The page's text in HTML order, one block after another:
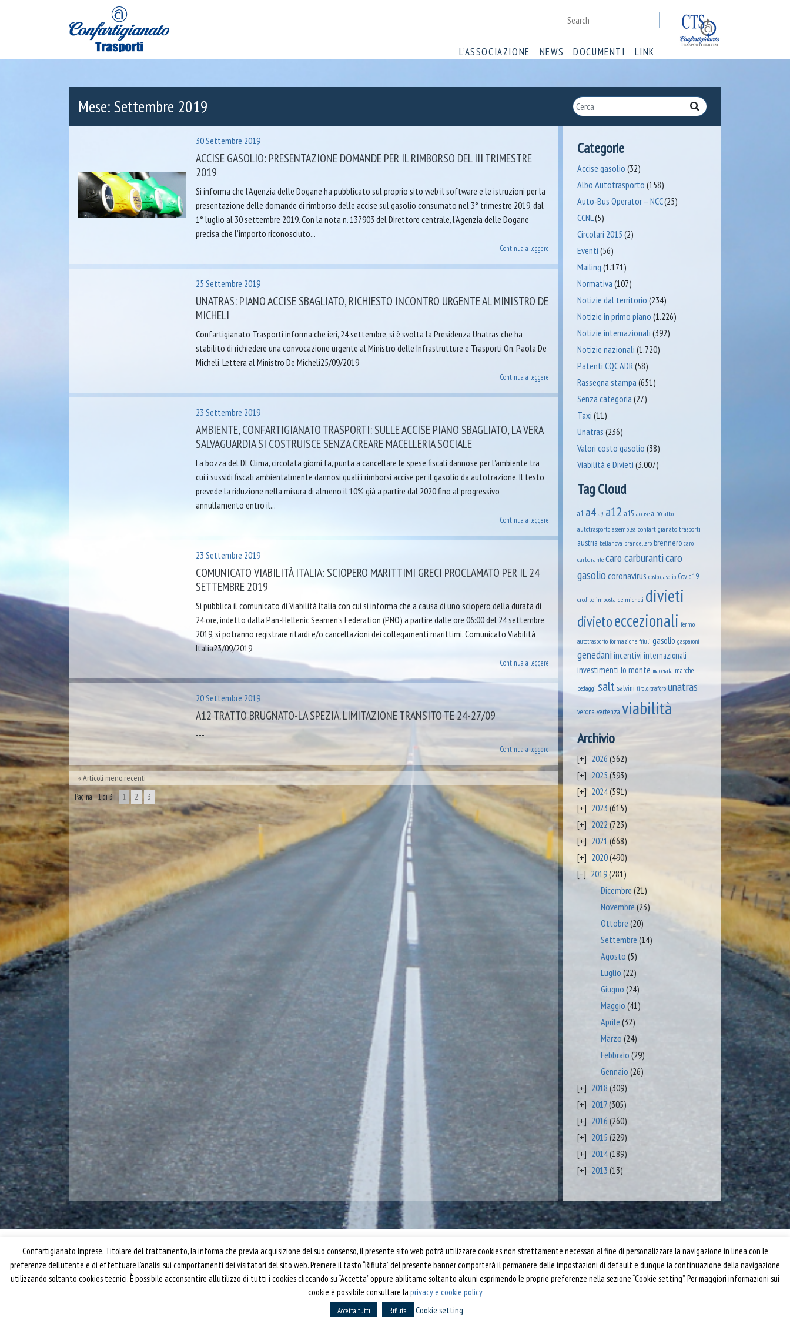
L’ASSOCIAZIONE NEWS DOCUMENTI LINK
Mese:Settembre 2019
30 Settembre 2019
ACCISE GASOLIO: PRESENTAZIONE DOMANDE PER IL RIMBORSO DEL III TRIMESTRE
2019
Si informa che l’Agenzia delle Dogane ha pubblicato sul proprio sito web il software e le istruzioni per la
presentazione delle domande di rimborso delle accise sul gasolio consumato nel 3° trimestre 2019, dal
1° luglio al 30 settembre 2019. Con la nota n. 137903 del Direttore centrale, l’Agenzia delle Dogane
precisa che l’importo riconosciuto...
Continua a leggere
25 Settembre 2019
UNATRAS: PIANO ACCISE SBAGLIATO, RICHIESTO INCONTRO URGENTE AL MINISTRO DE
MICHELI
Confartigianato Trasporti informa che ieri, 24 settembre, si è svolta la Presidenza Unatras che ha
stabilito di richiedere una convocazione urgente al Ministro delle Infrastrutture e Trasporti On. Paola De
Micheli. Lettera al Ministro De Micheli25/09/2019
Continua a leggere
23 Settembre 2019
AMBIENTE, CONFARTIGIANATO TRASPORTI: SULLE ACCISE PIANO SBAGLIATO, LA VERA
SALVAGUARDIA SI COSTRUISCE SENZA CREARE MACELLERIA SOCIALE
La bozza del DL Clima, circolata giorni fa, punta a cancellare le spese fiscali dannose per l’ambiente tra
cui i sussidi fiscali ambientalmente dannosi quali i rimborsi accise per il gasolio da autotrazione. Il testo
prevede la riduzione nella misura di almeno il 10% già a partire dal 2020 fino al progressivo
annullamento entro il...
Continua a leggere
23 Settembre 2019
COMUNICATO VIABILITÀ ITALIA: SCIOPERO MARITTIMI GRECI PROCLAMATO PER IL 24
SETTEMBRE 2019
Si pubblica il comunicato di Viabilità Italia con cui si informa che a causa di uno sciopero della durata di
24 ore, indetto dalla Pan-Hellenic Seamen’s Federation (PNO) a partire dalle ore 06:00 del 24 settembre
2019, si potranno registrare ritardi e/o cancellazioni dei collegamenti marittimi. Comunicato Viabilità
Italia23/09/2019
Continua a leggere
20 Settembre 2019
A12 TRATTO BRUGNATO-LA SPEZIA. LIMITAZIONE TRANSITO TE 24-27/09
---
Continua a leggere
Articoli meno recenti
Pagina 1 di 3 1 2 3
Categorie
Accise gasolio (32)
Albo Autotrasporto (158)
Auto-Bus Operator – NCC(25)
CCNL(5)
Circolari 2015 (2)
Eventi (56)
Mailing (1.171)
Normativa (107)
Notizie dal territorio (234)
Notizie in primo piano (1.226)
Notizie internazionali (392)
Notizie nazionali (1.720)
Patenti CQC ADR(58)
Rassegna stampa (651)
Senza categoria (27)
Taxi (11)
Unatras (236)
Valori costo gasolio (38)
Viabilità e Divieti (3.007)
Tag Cloud
a1 a4 a9 a12 a15 accise albo albo
autotrasporto assemblea confartigianato trasporti
austria bellanova brandellero brennero caro
carburante caro carburanticaro
gasoliocoronavirus costo gasolio Covid19
credito imposta de micheli divieti
divietoeccezionali fermo
autotrasporto formazione friuli gasolio gasparoni
genedani incentivi internazionali
investimenti lo monte macerata marche
pedaggi saltsalvini tirolo traforo unatras
verona vertenza viabilità
Archivio
2026 (562)
2025 (593)
2024(591)
2023 (615)
2022 (723)
2021 (668)
2020(490)
2019(281)
Dicembre (21)
Novembre (23)
Ottobre (20)
Settembre (14)
Agosto (5)
Luglio (22)
Giugno (24)
Maggio (41)
Aprile (32)
Marzo (24)
Febbraio (29)
Gennaio (26)
2018 (309)
2017(305)
2016 (260)
2015 (229)
2014(189)
2013 (13)
Confartigianato Trasporti
Via S. Giovanni in Laterano, 152 | 00184 Roma
T: 06 70374.275
trasporti@confartigianato.it
confartigianatotrasporti@pec.it
Privacy e Cookie Policy
Informativa
Riferimenti
Confartigianato Imprese, Titolare del trattamento, la informa che previa acquisizione del suo consenso, il presente sito web potrà utilizzare cookies non strettamente necessari al fine di personalizzare la navigazione in linea con le
preferenze dell’utente e di effettuare l’analisi sui comportamenti dei visitatori del sito web. Premere il tasto “Rifiuta” del presente banner comporterà il permanere delle impostazioni di default e dunque la continuazione della navigazione
utilizzando soltanto cookies tecnici. È possibile acconsentire all’utilizzo di tutti i cookies cliccando su “Accetta” oppure abilitarne soltanto alcuni esprimendo le proprie preferenze nella sezione “Cookie setting”. Per maggiori informazioni sui
cookie è possibile consultare la privacy e cookie policy
Accetta tutti Rifiuta Cookie setting